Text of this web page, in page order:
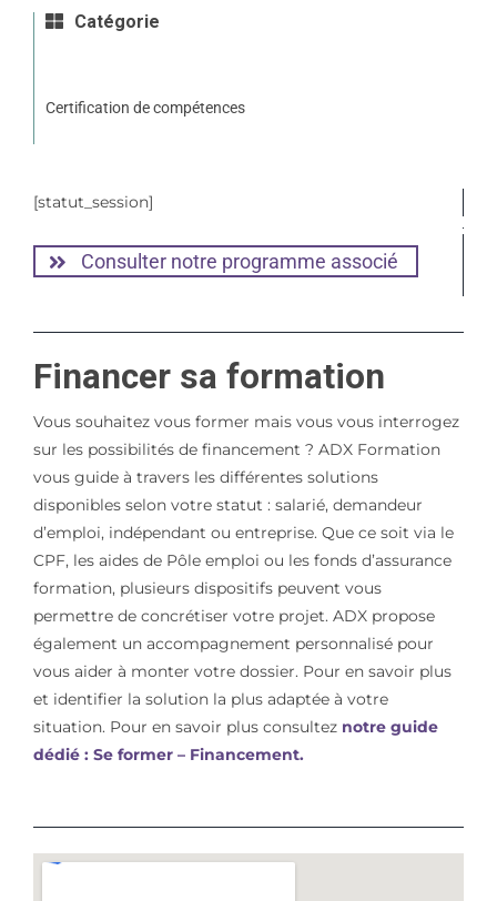
Catégorie
Certification de compétences
[statut_session]
Consulter notre programme associé
Financer sa formation
Vous souhaitez vous former mais vous vous interrogez
sur les possibilités de financement ? ADX Formation
vous guide à travers les différentes solutions
disponibles selon votre statut : salarié, demandeur
d’emploi, indépendant ou entreprise. Que ce soit via le
CPF, les aides de Pôle emploi ou les fonds d’assurance
formation, plusieurs dispositifs peuvent vous
permettre de concrétiser votre projet. ADX propose
également un accompagnement personnalisé pour
vous aider à monter votre dossier. Pour en savoir plus
et identifier la solution la plus adaptée à votre
situation. Pour en savoir plus consulteznotre guide
dédié : Se former – Financement.